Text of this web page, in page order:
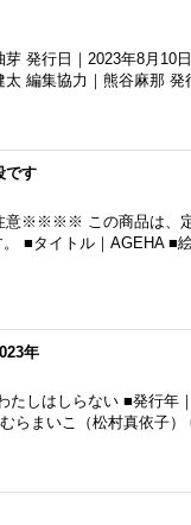
発行日｜2023年8月10
太 編集協力｜熊谷麻那
です
※※※※ この商品は、定
。 ■タイトル｜AGEHA ■
年
しはしらない ■発行年
らまいこ（松村真依子